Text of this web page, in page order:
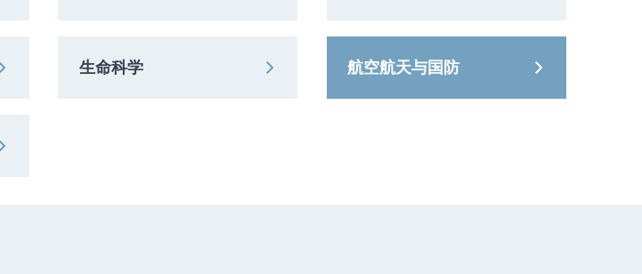
生命科学 航空航天与国防